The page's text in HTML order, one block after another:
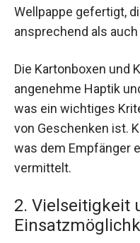
Wellpappe gefertigt,
ansprechend als
Die Kartonboxen und
angenehme Haptik
was ein wichtiges
von Geschenken ist.
was dem Empfänger
vermittelt.
2. Vielseitigkeit